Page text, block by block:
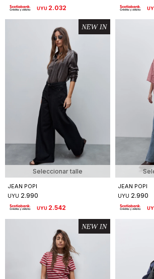
UYU 2.032
Seleccionar talle
JEAN POPI
UYU 2.990
UYU 2.542
JEAN POPI
UYU 2.990